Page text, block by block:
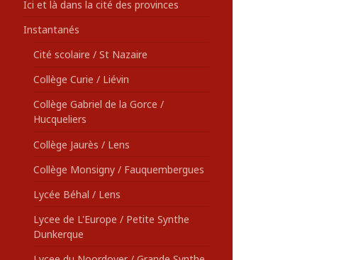
Ici et là dans la cité des provinces
Instantanés
Cité scolaire / St Nazaire
Collège Curie / Liévin
Collège Gabriel de la Gorce /
Hucqueliers
Collège Jaurès / Lens
Collège Monsigny / Fauquembergues
Lycée Béhal / Lens
Lycee de L'Europe / Petite Synthe
Dunkerque